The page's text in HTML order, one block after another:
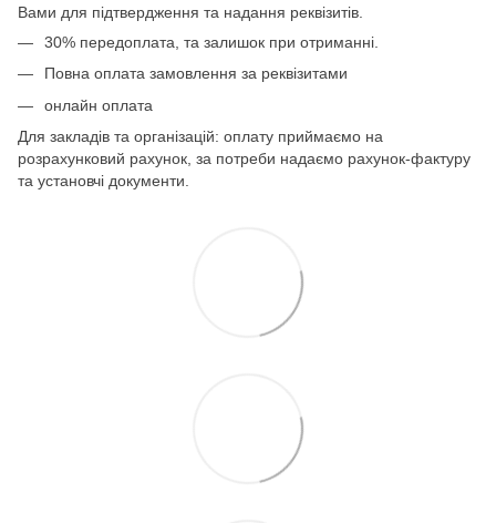
Вами для підтвердження та надання реквізитів.
30% передоплата, та залишок при отриманні.
Повна оплата замовлення за реквізитами
онлайн оплата
Для закладів та організацій: оплату приймаємо на
розрахунковий рахунок, за потреби надаємо рахунок-фактуру
та установчі документи.